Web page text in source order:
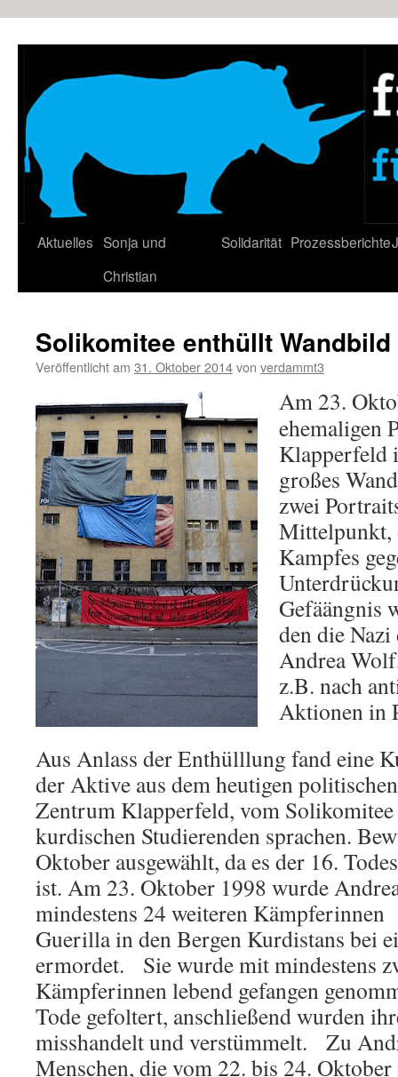
Aktuelles Sonja und
Christian
Solidarität Prozessberichte
Solikomitee enthüllt
Veröffentlicht am 31. Oktober 2014von verdammt3
Am 23.
ehemaligen
Klapperfeld
großes
zwei
Mittelpunkt,
Kampfes
Gefäängnis
den die
Andrea
z.B. nach
Aktionen in
Aus Anlass der Enthülllung fand eine
der Aktive aus dem heutigen
Zentrum Klapperfeld, vom
kurdischen Studierenden sprachen.
Oktober ausgewählt, da es der 16.
ist. Am 23. Oktober 1998 wurde
mindestens 24 weiteren
Guerilla in den Bergen Kurdistans bei
ermordet. Sie wurde mit mindestens
Kämpferinnen lebend gefangen
Tode gefoltert, anschließend wurden
misshandelt und verstümmelt. Zu
Menschen, die vom 22. bis 24.